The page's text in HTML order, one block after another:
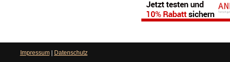
Impressum| Datenschutz